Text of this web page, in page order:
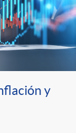
y